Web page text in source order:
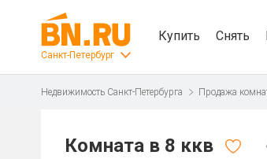
Санкт-Петербург
Купить Снять
Недвижимость Санкт-Петербурга Продажа
Комната в 8 ккв